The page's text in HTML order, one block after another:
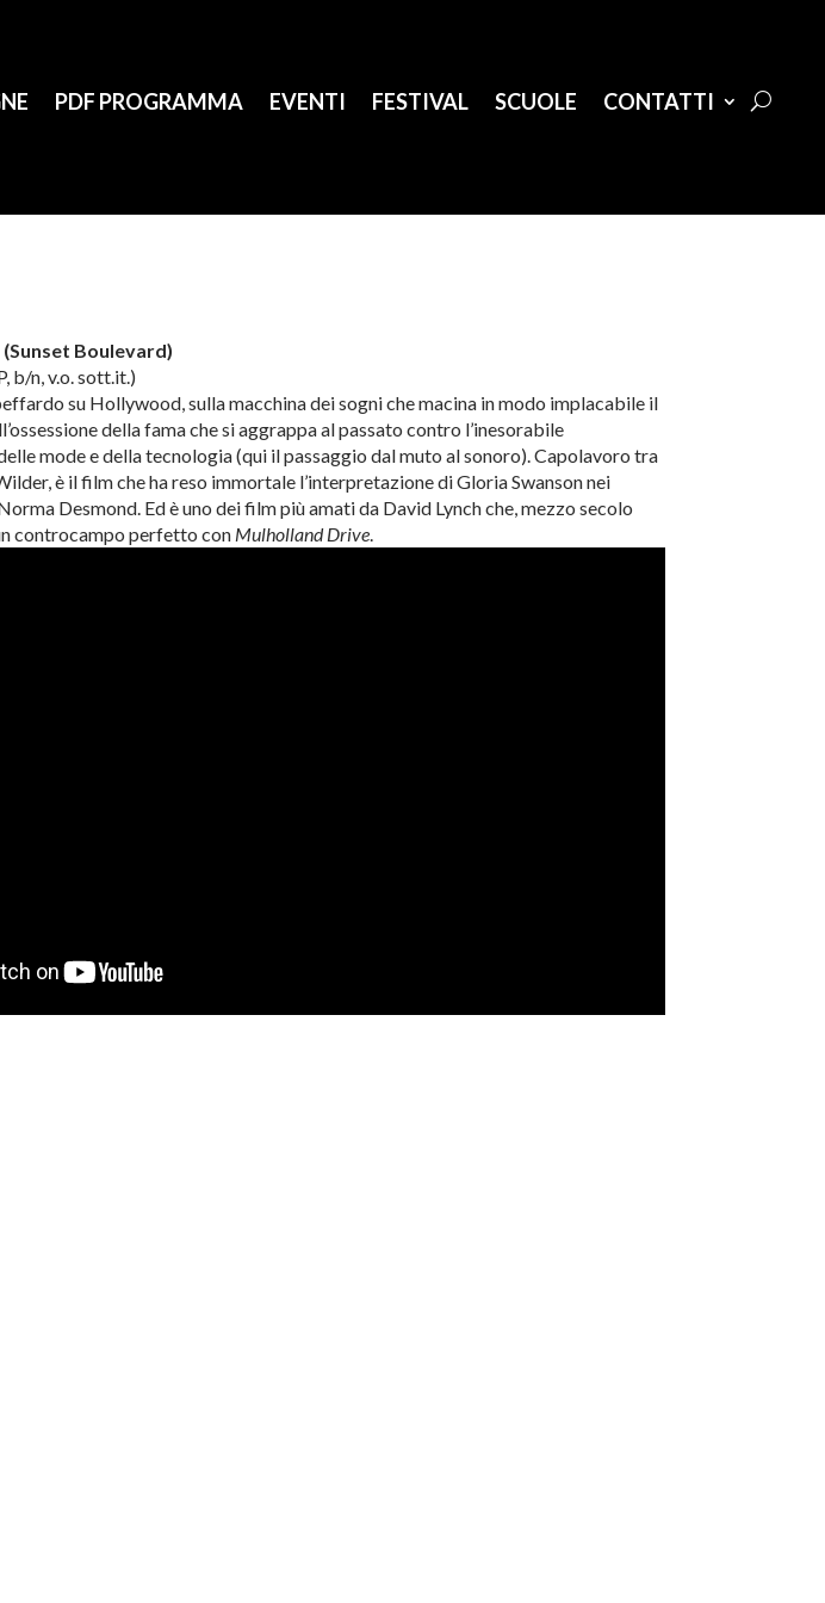
PDF PROGRAMMA EVENTI FESTIVAL SCUOLE CONTATTI
(Sunset Boulevard)
b/n, v.o. sott.it.)
su Hollywood, sulla macchina dei sogni che macina in modo implacabile il
della fama che si aggrappa al passato contro l’inesorabile
le mode edella tecnologia (qui il passaggio dal muto al sonoro). Capolavoro tra
è il film che ha reso immortale l’interpretazione di Gloria Swanson nei
Desmond. Ed è uno dei film più amati da David Lynch che, mezzo secolo
controcampo perfetto con Mulholland Drive.